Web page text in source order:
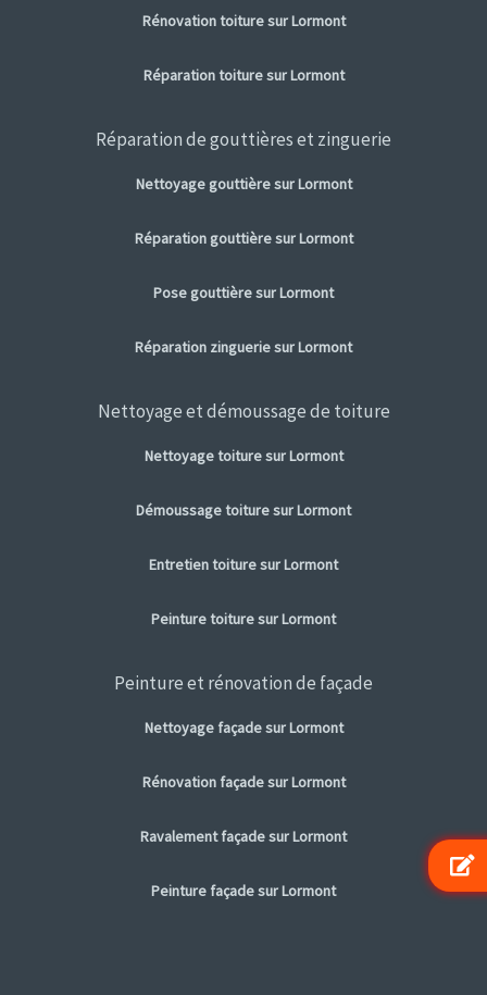
Rénovation toiture sur Lormont
Réparation toiture sur Lormont
Réparation de gouttières et zinguerie
Nettoyage gouttière sur Lormont
Réparation gouttière sur Lormont
Pose gouttière sur Lormont
Réparation zinguerie sur Lormont
Nettoyage et démoussage de toiture
Nettoyage toiture sur Lormont
Démoussage toiture sur Lormont
Entretien toiture sur Lormont
Peinture toiture sur Lormont
Peinture et rénovation de façade
Nettoyage façade sur Lormont
Rénovation façade sur Lormont
Ravalement façade sur Lormont
Peinture façade sur Lormont